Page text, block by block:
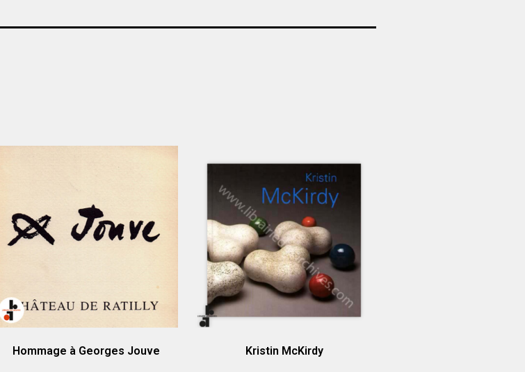
Hommage à Georges Jouve Kristin McKirdy